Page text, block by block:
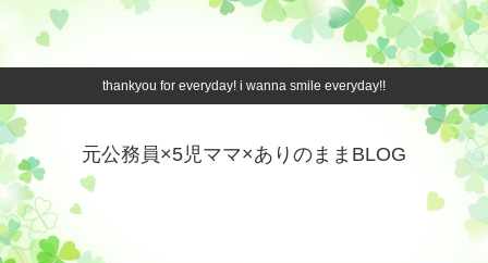
thankyou for everyday! i wanna smile everyday!!
元公務員×5児ママ×ありのままBLOG